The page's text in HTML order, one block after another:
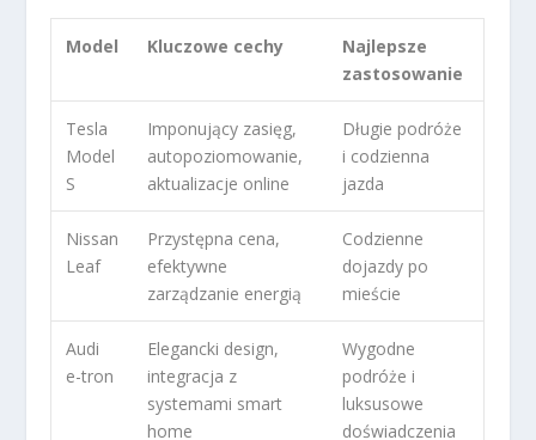
Model Kluczowe cechy
Najlepsze
zastosowanie
Tesla
Model
S
Imponujący zasięg,
autopoziomowanie,
aktualizacje online
Długie podróże
i codzienna
jazda
Nissan
Leaf
Przystępna cena,
efektywne
zarządzanie energią
Codzienne
dojazdy po
mieście
Audi
e-tron
Elegancki design,
integracja z
systemami smart
home
Wygodne
podróże i
luksusowe
doświadczenia